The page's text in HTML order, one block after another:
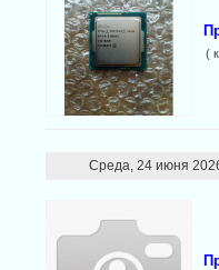
(
Среда, 24 июня